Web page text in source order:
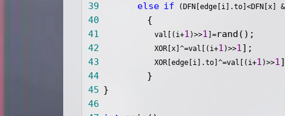
39
else if (DFN[edge[i].to]<DFN[x]
40
41
             val[(i+
1 )>>1 ]=
42
             XOR[x]^=val[(i+
1 )>>1
43
             XOR[edge[i].to]^=val[(i+
1 )>>1
44
45
46